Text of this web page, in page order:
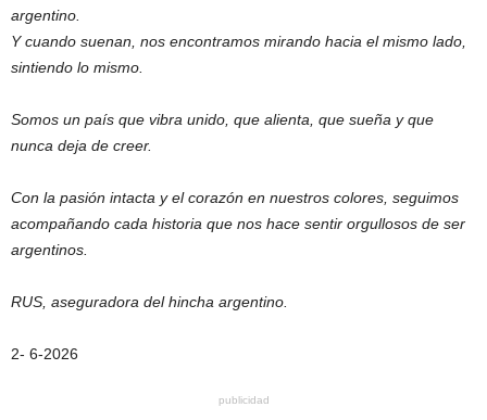
argentino.
Y cuando suenan, nos encontramos mirando hacia el mismo lado,
sintiendo lo mismo.
Somos un país que vibra unido, que alienta, que sueña y que
nunca deja de creer.
Con la pasión intacta y el corazón en nuestros colores, seguimos
acompañando cada historia que nos hace sentir orgullosos de ser
argentinos.
RUS, aseguradora del hincha argentino.
2- 6-2026
publicidad